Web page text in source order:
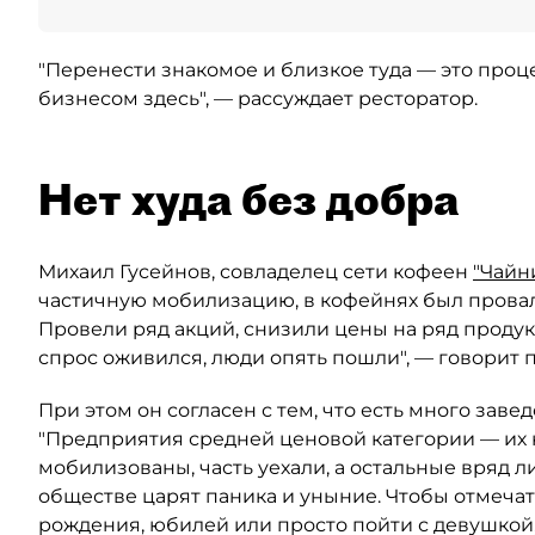
"Перенести знакомое и близкое туда — это
бизнесом здесь", — рассуждает ресторатор.
Нет худа без добра
Михаил Гусейнов, совладелец сети кофеен
частичную мобилизацию, в кофейнях был
Провели ряд акций, снизили цены на ряд
спрос оживился, люди опять пошли", — говорит
При этом он согласен с тем, что есть много
"Предприятия средней ценовой категории — их
мобилизованы, часть уехали, а остальные вряд
обществе царят паника и уныние. Чтобы
рождения, юбилей или просто пойти с